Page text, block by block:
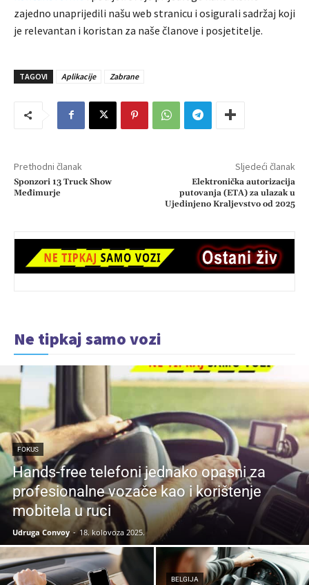
zajedno unaprijedili našu web stranicu i osigurali sadržaj koji
je relevantan i koristan za naše članove i posjetitelje.
TAGOVI Aplikacije Zabrane
Prethodni članak
Sponzori 13 Truck Show
Međimurje
Sljedeći članak
Elektronička autorizacija
putovanja (ETA) za ulazak u
Ujedinjeno Kraljevstvo od 2025
Ne tipkaj samo vozi
FOKUS
Hands-free telefoni jednako opasni za
profesionalne vozače kao i korištenje
mobitela u ruci
Udruga Convoy - 18. kolovoza 2025.
BELGIJA